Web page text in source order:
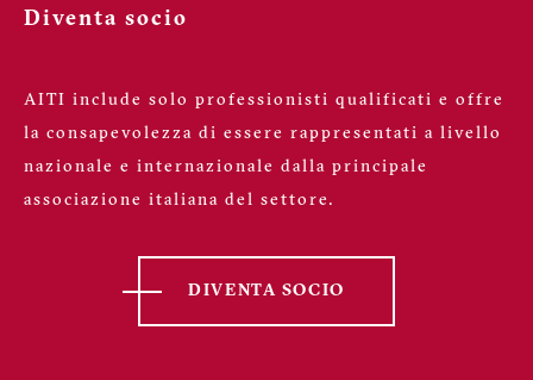
Diventa socio
AITI include solo professionisti qualificati e offre
la consapevolezza di essere rappresentati a livello
nazionale e internazionale dalla principale
associazione italiana del settore.
DIVENTA SOCIO